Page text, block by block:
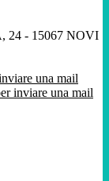
24 - 15067 NOVI
una mail
inviare una mail